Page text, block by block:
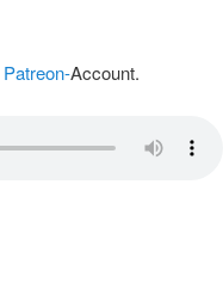
Patreon-Account.